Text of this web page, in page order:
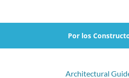
Por los
Architectural